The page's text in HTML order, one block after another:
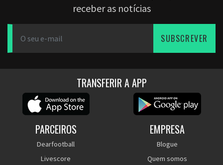
receber as notícias
SUBSCREVER
TRANSFERIR A APP
PARCEIROS
Dearfootball
Livescore
EMPRESA
Blogue
Quem somos